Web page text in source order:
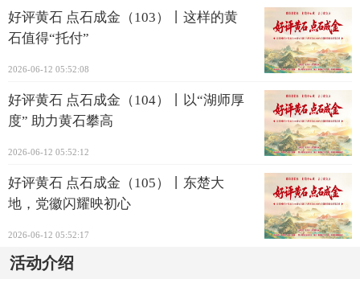
好评黄石 点石成金（103）丨这样的黄
石值得“托付”
2026-06-12 05:52:08
好评黄石 点石成金（104）丨以“湖师厚
度” 助力黄石攀高
2026-06-12 05:52:12
好评黄石 点石成金（105）丨东楚大
地，党徽闪耀映初心
2026-06-12 05:52:17
活动介绍